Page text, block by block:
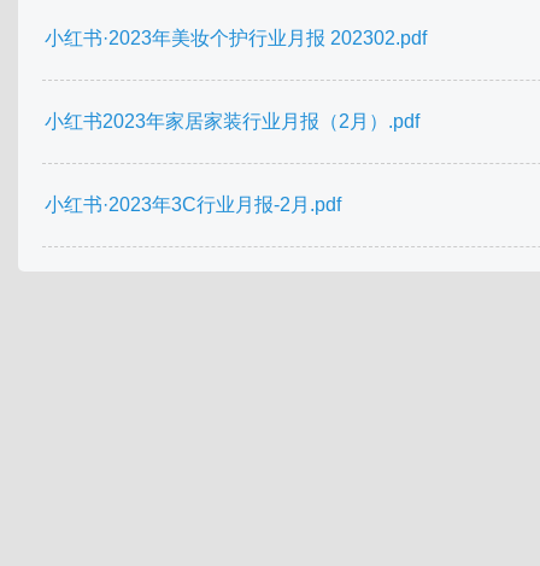
小红书·2023年美妆个护行业月报 202302.pdf
小红书2023年家居家装行业月报（2月）.pdf
小红书·2023年3C行业月报-2月.pdf